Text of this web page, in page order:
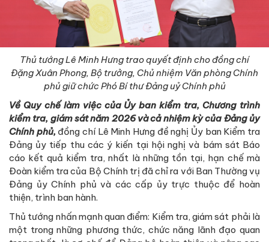
Thủ tướng Lê Minh Hưng trao quyết định cho đồng chí
Đặng Xuân Phong, Bộ trưởng, Chủ nhiệm Văn phòng Chính
phủ giữ chức Phó Bí thư Đảng uỷ Chính phủ
Về Quy chế làm việc của Ủy ban kiểm tra, Chương trình
kiểm tra, giám sát năm 2026 và cả nhiệm kỳ của Đảng ủy
Chính phủ, đồng chí Lê Minh Hưng đề nghị Ủy ban Kiểm tra
Đảng ủy tiếp thu các ý kiến tại hội nghị và bám sát Báo
cáo kết quả kiểm tra, nhất là những tồn tại, hạn chế mà
Đoàn kiểm tra của Bộ Chính trị đã chỉ ra với Ban Thường vụ
Đảng ủy Chính phủ và các cấp ủy trực thuộc để hoàn
thiện, trình ban hành.
Thủ tướng nhấn mạnh quan điểm: Kiểm tra, giám sát phải là
một trong những phương thức, chức năng lãnh đạo quan